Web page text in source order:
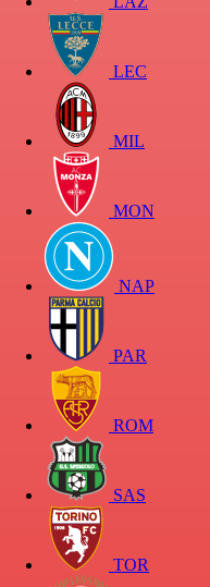
LEC
MIL
MON
NAP
PAR
ROM
SAS
TOR